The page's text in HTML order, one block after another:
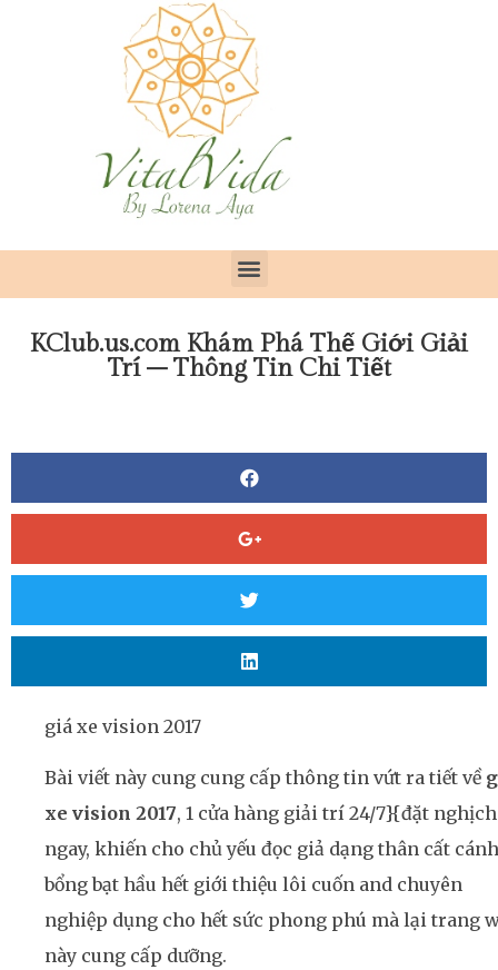
KClub.us.com Khám Phá Thế Giới Giải
Trí – Thông Tin Chi Tiết
giá xe vision 2017
Bài viết này cung cung cấp thông tin vứt ra tiết về
xe vision 2017, 1 cửa hàng giải trí 24/7}{đặt nghịch
ngay, khiến cho chủ yếu đọc giả dạng thân cất cánh
bổng bạt hầu hết giới thiệu lôi cuốn and chuyên
nghiệp dụng cho hết sức phong phú mà lại trang
này cung cấp dưỡng.